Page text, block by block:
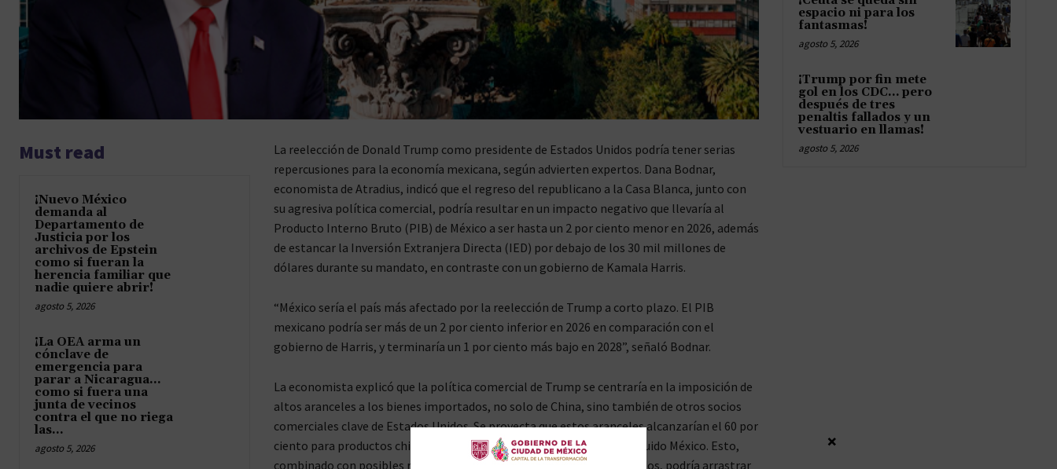
Must read
¡Nuevo México
demanda al
Departamento de
Justicia por los
archivos de Epstein
como si fueran la
herencia familiar que
nadie quiere abrir!
agosto 5, 2026
¡La OEA arma un
cónclave de
emergencia para
parar a Nicaragua…
como si fuera una
junta de vecinos
contra el que no riega
las...
agosto 5, 2026
La reelección de Donald Trump como presidente de Estados Unidos podría tener serias
repercusiones para la economía mexicana, según advierten expertos. Dana Bodnar,
economista de Atradius, indicó que el regreso del republicano a la Casa Blanca, junto con
su agresiva política comercial, podría resultar en un impacto negativo que llevaría al
Producto Interno Bruto (PIB) de México a ser hasta un 2 por ciento menor en 2026, además
de estancar la Inversión Extranjera Directa (IED) por debajo de los 30 mil millones de
dólares durante su mandato, en contraste con un gobierno de Kamala Harris.
“México sería el país más afectado por la reelección de Trump a corto plazo. El PIB
mexicano podría ser más de un 2 por ciento inferior en 2026 en comparación con el
gobierno de Harris, y terminaría un 1 por ciento más bajo en 2028”, señaló Bodnar.
La economista explicó que la política comercial de Trump se centraría en la imposición de
altos aranceles a los bienes importados, no solo de China, sino también de otros socios
comerciales clave de Estados Unidos. Se proyecta que estos aranceles alcanzarían el 60 por
ciento para productos chinos y el 10 por ciento para otros países, incluido México. Esto,
combinado con posibles represalias de los socios comerciales afectados, podría arrastrar
espacio ni para los
fantasmas!
agosto 5, 2026
¡Trump por fin mete
gol en los CDC… pero
después de tres
penaltis fallados y un
vestuario en llamas!
agosto 5, 2026
×